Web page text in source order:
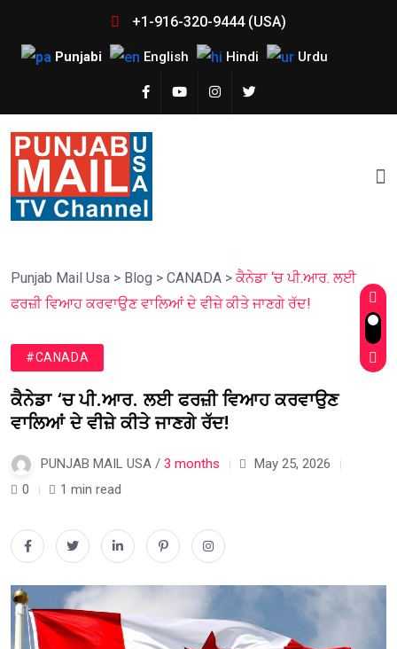
+1-916-320-9444 (USA)
Punjabi English Hindi Urdu
Punjab Mail Usa > Blog > CANADA > ਕੈਨੇਡਾ ‘ਚ ਪੀ.ਆਰ. ਲਈ
ਫਰਜ਼ੀ ਵਿਆਹ ਕਰਵਾਉਣ ਵਾਲਿਆਂ ਦੇ ਵੀਜ਼ੇ ਕੀਤੇ ਜਾਣਗੇ ਰੱਦ!
#CANADA
ਕੈਨੇਡਾ ‘ਚ ਪੀ.ਆਰ. ਲਈ ਫਰਜ਼ੀ ਵਿਆਹ ਕਰਵਾਉਣ
ਵਾਲਿਆਂ ਦੇ ਵੀਜ਼ੇ ਕੀਤੇ ਜਾਣਗੇ ਰੱਦ!
PUNJAB MAIL USA / 3 months
May 25, 2026
0
1 min read